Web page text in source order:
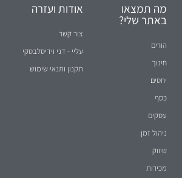
מה תמצאו
באתר שלי?
הורים
חינוך
יחסים
כסף
עסקים
ניהול זמן
שיווק
מכירות
אודות ועזרה
צור קשר
עליי - דני וידיסלבסקי
תקנון ותנאי שימוש